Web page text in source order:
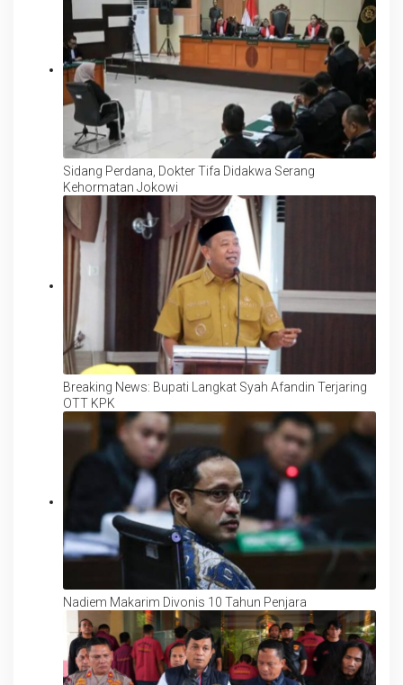
Sidang Perdana, Dokter Tifa Didakwa Serang
Kehormatan Jokowi
Breaking News: Bupati Langkat Syah Afandin Terjaring
OTT KPK
Nadiem Makarim Divonis 10 Tahun Penjara